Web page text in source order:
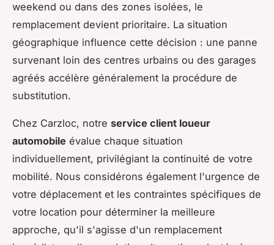
weekend ou dans des zones isolées, le
remplacement devient prioritaire. La situation
géographique influence cette décision : une panne
survenant loin des centres urbains ou des garages
agréés accélère généralement la procédure de
substitution.
Chez Carzloc, notre service client loueur
automobile évalue chaque situation
individuellement, privilégiant la continuité de votre
mobilité. Nous considérons également l'urgence de
votre déplacement et les contraintes spécifiques de
votre location pour déterminer la meilleure
approche, qu'il s'agisse d'un remplacement